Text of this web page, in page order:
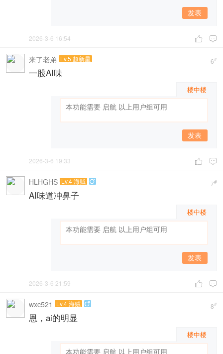
发表
 
2026-3-6 16:54
6#
来了老弟 Lv.5 超新星
一股AI味
楼中楼
发表
 
2026-3-6 19:33
7#
HLHGHS Lv.4 海贼 
AI味道冲鼻子
楼中楼
发表
 
2026-3-6 21:59
8#
wxc521 Lv.4 海贼 
恩，ai的明显
楼中楼